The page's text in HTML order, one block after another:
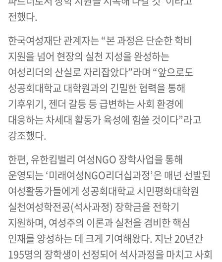
전했다.
한국여성재단 관계자는 “본 과정은 단순한 학비
지원을 넘어 현장의 실천 지성을 완성하는
여성리더의 산실로 자리잡았다”라며 “앞으로도
성공회대학교 대학원과의 긴밀한 협력을 통해
기후위기, 젠더 갈등 등 급변하는 사회 환경에
대응하는 차세대 활동가 육성에 힘쓸 것이다”라고
강조했다.
한편, 유한킴벌리 여성NGO 장학사업을 통해
운영되는 ‘미래여성NGO리더십과정’은 매년 선발된
여성활동가들에게 성공회대학교 시민평화대학원
실천여성학전공(석사과정) 장학금을 전학기
지원하며, 여성주의 이론과 실천을 겸비한 핵심
인재를 양성하는 데 크게 기여해왔다. 지난 20년간
195명의 장학생이 선정되어 석사과정을 마치고 사회